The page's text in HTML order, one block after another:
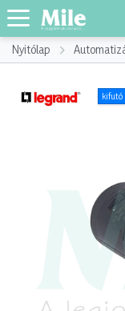
Nyitólap
kifutó